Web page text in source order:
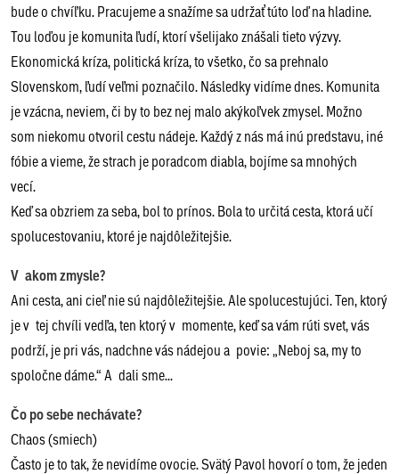
bude o chvíľku. Pracujeme a snažíme sa udržať túto loď na hladine.
Tou loďou je komunita ľudí, ktorí všelijako znášali tieto výzvy.
Ekonomická kríza, politická kríza, to všetko, čo sa prehnalo
Slovenskom, ľudí veľmi poznačilo. Následky vidíme dnes. Komunita
je vzácna, neviem, či by to bez nej malo akýkoľvek zmysel. Možno
som niekomu otvoril cestu nádeje. Každý z nás má inú predstavu, iné
fóbie a vieme, že strach je poradcom diabla, bojíme sa mnohých
vecí.
Keď sa obzriem za seba, bol to prínos. Bola to určitá cesta, ktorá učí
spolucestovaniu, ktoré je najdôležitejšie.
V akom zmysle?
Ani cesta, ani cieľ nie sú najdôležitejšie. Ale spolucestujúci. Ten, ktorý
je v tej chvíli vedľa, ten ktorý v momente, keď sa vám rúti svet, vás
podrží, je pri vás, nadchne vás nádejou a povie: „Neboj sa, my to
spoločne dáme.“ A dali sme...
Čo po sebe nechávate?
Chaos (smiech)
Často je to tak, že nevidíme ovocie. Svätý Pavol hovorí o tom, že jeden